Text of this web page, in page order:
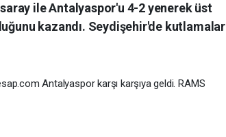
ile Antalyaspor'u 4-2 yenerek üst
kazandı. Seydişehir'de kutlamalar
Antalyaspor karşı karşıya geldi. RAMS